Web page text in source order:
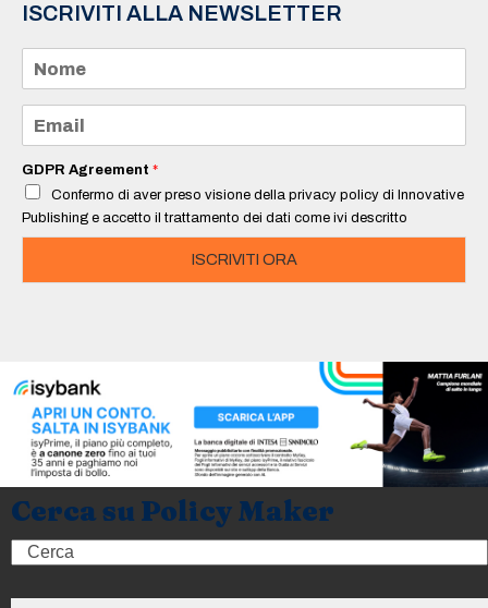
ISCRIVITI ALLA NEWSLETTER
m
e
a
i
*
GDPR Agreement *
Confermo di aver preso visione della privacy policy di Innovative
Publishing e accetto il trattamento dei dati come ivi descritto
ISCRIVITI ORA
Cerca su Policy Maker
Search